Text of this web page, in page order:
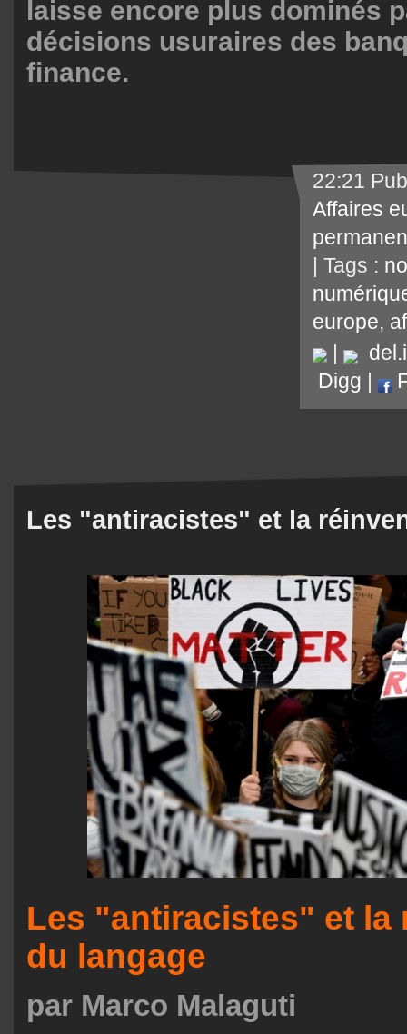
laisse encore plus dominés
décisions usuraires des
finance.
22:21
Affaires
| Tags :
europe,
Digg
Les "antiracistes" et la
Les "antiracistes" et la
du langage
par Marco Malaguti